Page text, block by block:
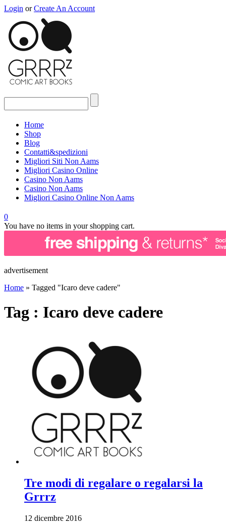
Login or Create An Account
Home
Shop
Blog
Contatti&spedizioni
Migliori Siti Non Aams
Migliori Casino Online
Casino Non Aams
Casino Non Aams
Migliori Casino Online Non Aams
0
You have no items in your shopping cart.
advertisement
Home » Tagged "Icaro deve cadere"
Tag : Icaro deve cadere
Tre modi di regalare o regalarsi la
Grrrz
12 dicembre 2016